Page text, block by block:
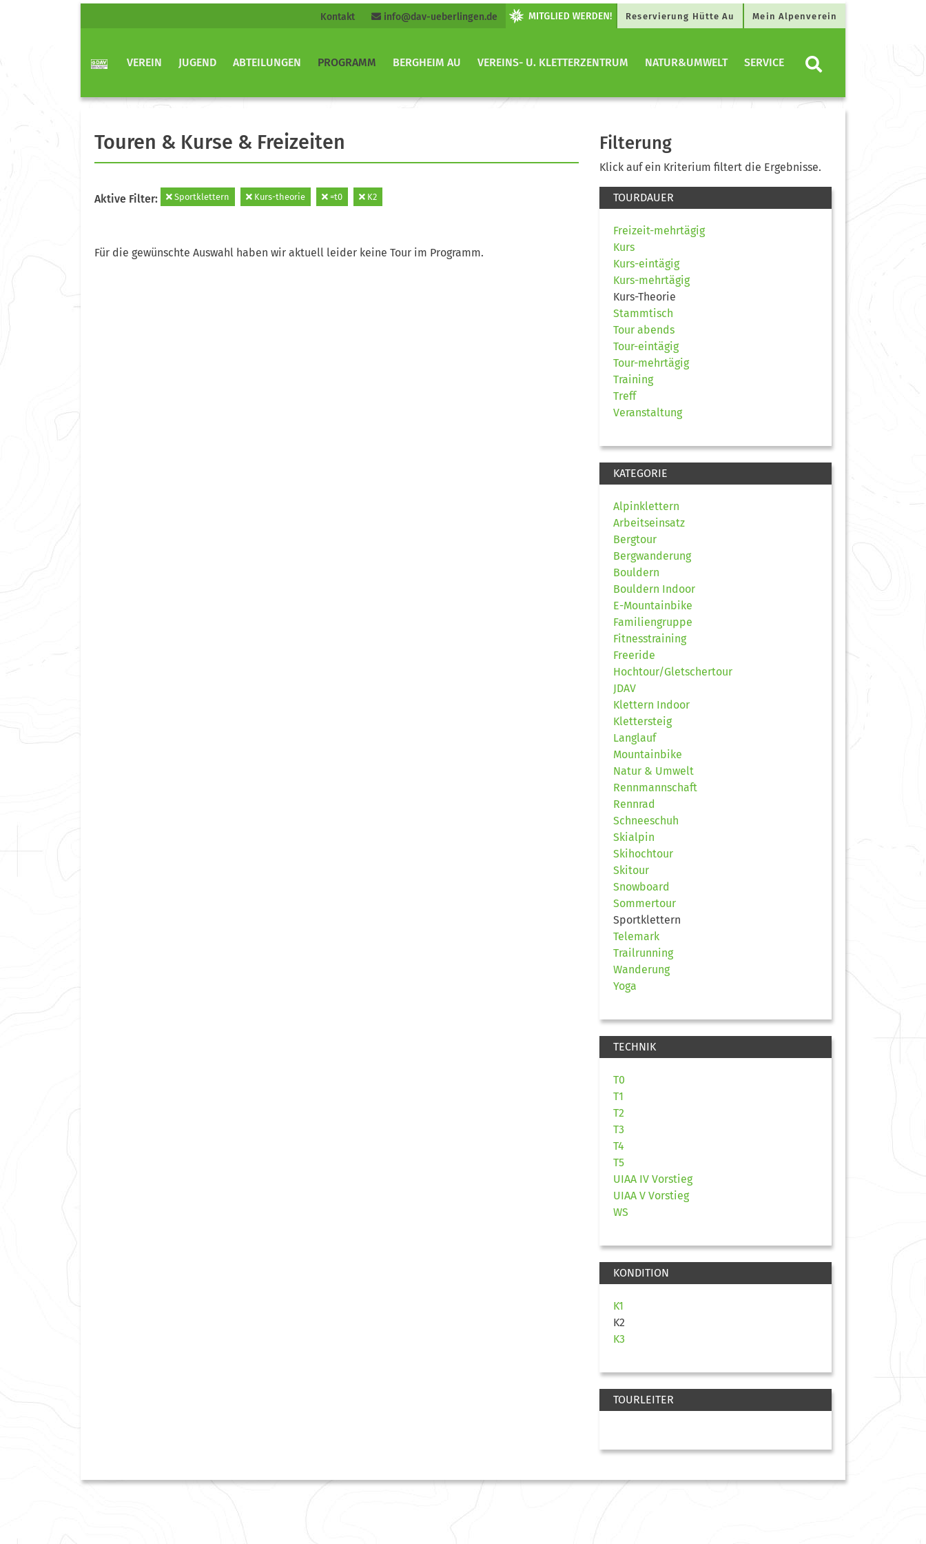
Kontakt info@dav-ueberlingen.de Reservierung Hütte Au Mein Alpenverein
VEREIN JUGEND ABTEILUNGEN PROGRAMM BERGHEIM AU VEREINS- U. KLETTERZENTRUM NATUR&UMWELT SERVICE
Touren & Kurse & Freizeiten
Aktive Filter: Sportklettern Kurs-theorie =t0 K2
Für die gewünschte Auswahl haben wir aktuell leider keine Tour im Programm.
Filterung
Klick auf ein Kriterium filtert die Ergebnisse.
TOURDAUER
Freizeit-mehrtägig
Kurs
Kurs-eintägig
Kurs-mehrtägig
Kurs-Theorie
Stammtisch
Tour abends
Tour-eintägig
Tour-mehrtägig
Training
Treff
Veranstaltung
KATEGORIE
Alpinklettern
Arbeitseinsatz
Bergtour
Bergwanderung
Bouldern
Bouldern Indoor
E-Mountainbike
Familiengruppe
Fitnesstraining
Freeride
Hochtour/Gletschertour
JDAV
Klettern Indoor
Klettersteig
Langlauf
Mountainbike
Natur & Umwelt
Rennmannschaft
Rennrad
Schneeschuh
Skialpin
Skihochtour
Skitour
Snowboard
Sommertour
Sportklettern
Telemark
Trailrunning
Wanderung
Yoga
TECHNIK
T0
T1
T2
T3
T4
T5
UIAA IV Vorstieg
UIAA V Vorstieg
WS
KONDITION
K1
K2
K3
TOURLEITER